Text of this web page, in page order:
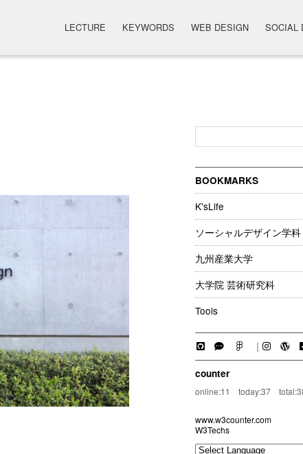
LECTURE KEYWORDS WEB DESIGN SOCIAL
BOOKMARKS
K'sLife
ソーシャルデザイン学科
九州産業大学
大学院 芸術研究科
Tools
｜
counter
online:11 today:37
www.w3counter.com
W3Techs